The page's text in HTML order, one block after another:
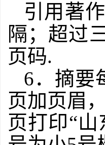
引用著
隔；超过
页码.
6．摘要
页加页眉
页打印“